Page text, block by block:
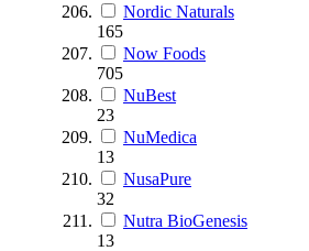
Nordic Naturals
165
Now Foods
705
NuBest
23
NuMedica
13
NusaPure
32
Nutra BioGenesis
13